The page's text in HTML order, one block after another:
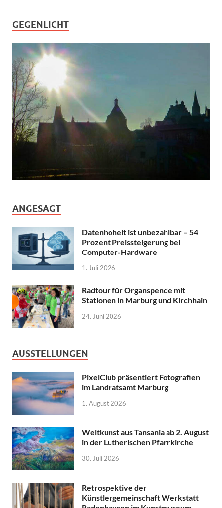
GEGENLICHT
ANGESAGT
Datenhoheit ist unbezahlbar – 54
Prozent Preissteigerung bei
Computer-Hardware
1. Juli 2026
Radtour für Organspende mit
Stationen in Marburg und Kirchhain
24. Juni 2026
AUSSTELLUNGEN
PixelClub präsentiert Fotografien
im Landratsamt Marburg
1. August 2026
Weltkunst aus Tansania ab 2. August
in der Lutherischen Pfarrkirche
30. Juli 2026
Retrospektive der
Künstlergemeinschaft Werkstatt